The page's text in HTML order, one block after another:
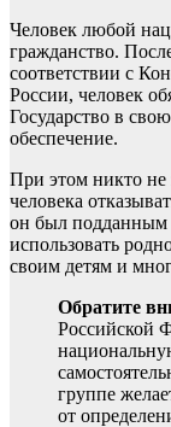
Человек любой
гражданство.
соответствии с
России, человек
Государство в
обеспечение.
При этом никто не
человека
он был подданным
использовать
своим детям и
Обратите
Российской
группе
от